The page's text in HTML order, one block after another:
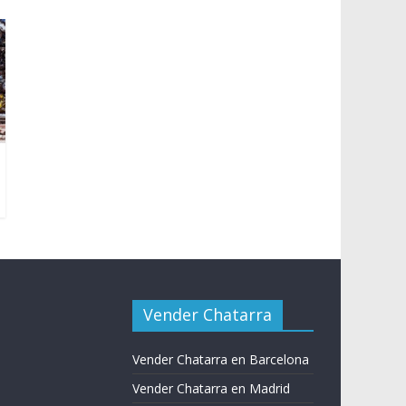
Vender Chatarra
Vender Chatarra en Barcelona
Vender Chatarra en Madrid